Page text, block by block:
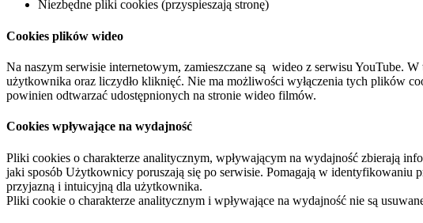
Niezbędne pliki cookies (przyspieszają stronę)
Cookies plików wideo
Na naszym serwisie internetowym, zamieszczane są wideo z serwisu YouTube.
użytkownika oraz liczydło kliknięć. Nie ma możliwości wyłączenia tych plików
powinien odtwarzać udostępnionych na stronie wideo filmów.
Cookies wpływające na wydajność
Pliki cookies o charakterze analitycznym, wpływającym na wydajność zbierają
jaki sposób Użytkownicy poruszają się po serwisie. Pomagają w identyfikowaniu
przyjazną i intuicyjną dla użytkownika.
Pliki cookie o charakterze analitycznym i wpływające na wydajność nie są